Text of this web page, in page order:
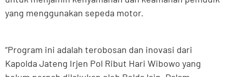
yang menggunakan sepeda motor.
“Program ini adalah terobosan dan inovasi dari
Kapolda Jateng Irjen Pol Ribut Hari Wibowo yang